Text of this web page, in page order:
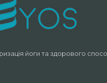
йоги та здорового